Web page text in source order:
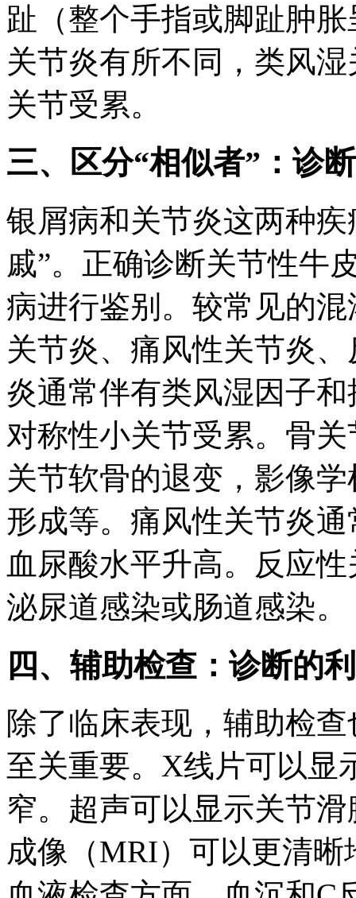
趾（整个手指或脚趾肿
关节炎有所不同，类风
关节受累。
三、区分“相似者”：诊
银屑病和关节炎这两种
戚”。正确诊断关节性牛
病进行鉴别。较常见的
关节炎、痛风性关节炎
炎通常伴有类风湿因子
对称性小关节受累。骨
关节软骨的退变，影像
形成等。痛风性关节炎
血尿酸水平升高。反应
泌尿道感染或肠道感染。
四、辅助检查：诊断的
除了临床表现，辅助检
至关重要。X线片可以显
窄。超声可以显示关节
成像（MRI）可以更清